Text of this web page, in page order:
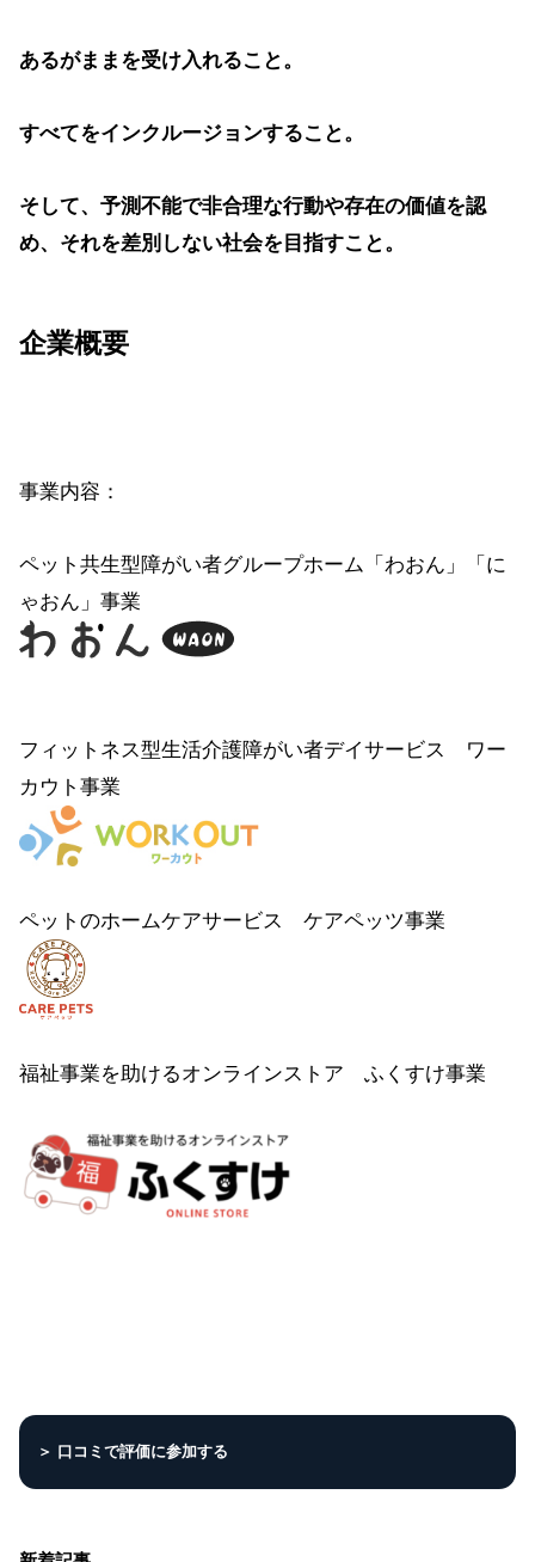
あるがままを受け入れること。
すべてをインクルージョンすること。
そして、予測不能で非合理な行動や存在の価値を認
め、それを差別しない社会を目指すこと。
企業概要
事業内容：
ペット共生型障がい者グループホーム「わおん」「に
ゃおん」事業
フィットネス型生活介護障がい者デイサービス ワー
カウト事業
ペットのホームケアサービス ケアペッツ事業
福祉事業を助けるオンラインストア ふくすけ事業
＞ 口コミで評価に参加する